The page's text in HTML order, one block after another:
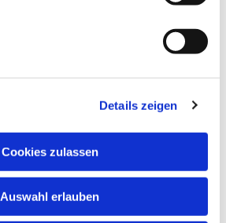
Details zeigen
Cookies zulassen
Auswahl erlauben